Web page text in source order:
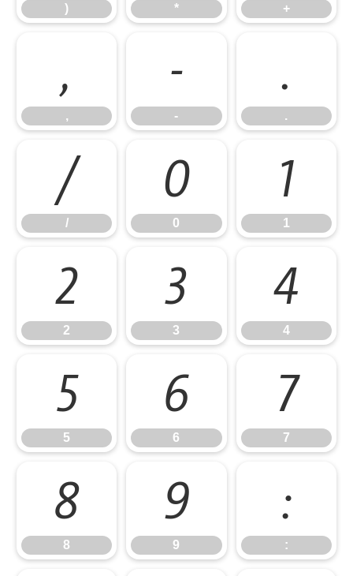
) * +
,
,
-
-
.
.
/
/
0
0
1
1
2
2
3
3
4
4
5
5
6
6
7
7
8
8
9
9
:
: